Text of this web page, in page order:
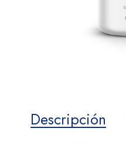
Descripción